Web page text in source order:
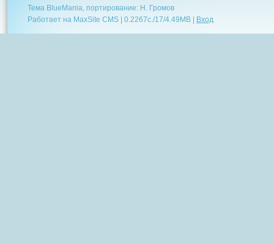
Тема BlueMania, портирование: Н. Громов
Работает на MaxSite CMS | 0.2267c./17/4.49MB Вход